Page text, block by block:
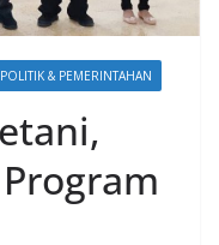
POLITIK & PEMERINTAHAN